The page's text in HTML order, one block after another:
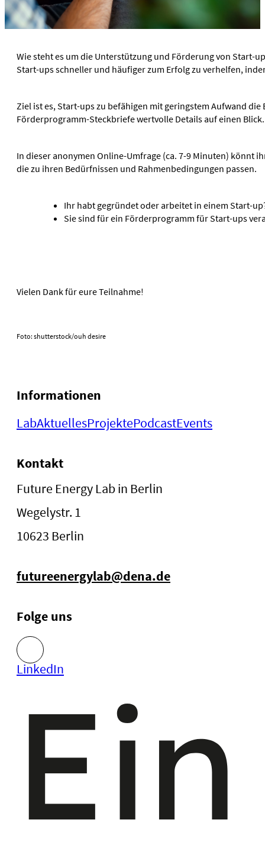
Start-ups
Community
Projekte
Branchenplattform Cybersicherheit
Cyberlab
Daten und KI für die Stromnetze
Datenökonomie in der Energiewirtschaft
Ökosystementwicklung
Forum EnShare
Klimanettoeffekte digitaler Technologien
Aktuelles
Medien
Magazin
Videos
Wie steht es um die Unterstützung und Förderung von Start-
Start-ups schneller und häufiger zum Erfolg zu verhelfen,
Ziel ist es, Start-ups zu befähigen mit geringstem Aufwand
Förderprogramm-Steckbriefe wertvolle Details auf einen Blick.
In dieser anonymen Online-Umfrage (ca. 7-9 Minuten) könnt
die zu ihren Bedürfnissen und Rahmenbedingungen passen.
Ihr habt gegründet oder arbeitet in einem Start-
Sie sind für ein Förderprogramm für Start-ups
Vielen Dank für eure Teilnahme!
Foto: shutterstock/ouh desire
Informationen
LabAktuellesProjektePodcastEvents
Kontakt
Future Energy Lab in Berlin
Wegelystr. 1
10623 Berlin
futureenergylab@dena.de
Folge uns
LinkedIn